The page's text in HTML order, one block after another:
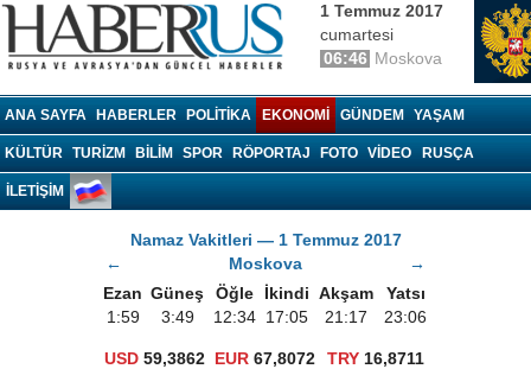
1 Temmuz 2017
cumartesi
06:46 Moskova
ANA SAYFA HABERLER POLITIKA EKONOMI GÜNDEM YAŞAM
KÜLTÜR TURIZM BILIM SPOR RÖPORTAJ FOTO VIDEO RUSÇA
İLETİŞİM
Namaz Vakitleri — 1 Temmuz 2017
←
Moskova
→
Ezan Güneş Öğle İkindi Akşam
Yatsı
1:59
3:49 12:34 17:05 21:17 23:06
USD 59,3862 EUR 67,8072 TRY 16,8711